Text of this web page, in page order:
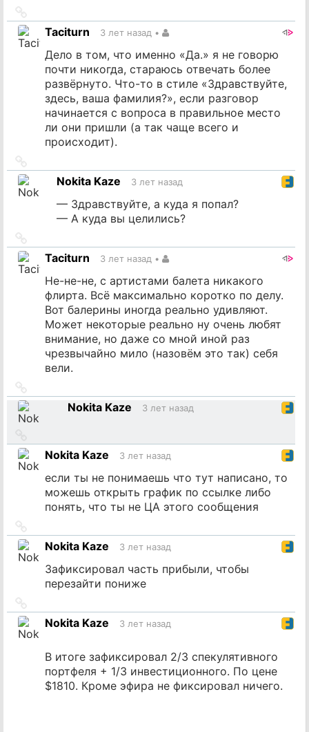
на
источник
Taciturn 3 лет назад •
Дело в том, что именно «Да.» я не говорю
почти никогда, стараюсь отвечать более
развёрнуто. Что-то в стиле «Здравствуйте,
здесь, ваша фамилия?», если разговор
начинается с вопроса в правильное место
ли они пришли (а так чаще всего и
происходит).
на
источникNokita Kaze 3 лет назад
— Здравствуйте, а куда я попал?
— А куда вы целились?
на
источник
Taciturn 3 лет назад •
Не-не-не, с артистами балета никакого
флирта. Всё максимально коротко по делу.
Вот балерины иногда реально удивляют.
Может некоторые реально ну очень любят
внимание, но даже со мной иной раз
чрезвычайно мило (назовём это так) себя
вели.
на
источникNokita Kaze 3 лет назад
на
источник
Nokita Kaze 3 лет назад
если ты не понимаешь что тут написано, то
можешь открыть график по ссылке либо
понять, что ты не ЦА этого сообщения
на
источник
Nokita Kaze 3 лет назад
Зафиксировал часть прибыли, чтобы
перезайти пониже
на
источник
Nokita Kaze 3 лет назад
В итоге зафиксировал 2/3 спекулятивного
портфеля + 1/3 инвестиционного. По цене
$1810. Кроме эфира не фиксировал ничего.